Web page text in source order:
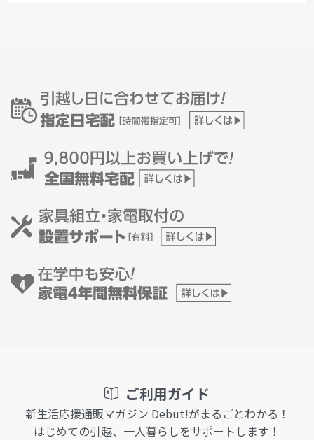
ご利用ガイド
新生活応援通販マガジン Debut!がまるごとわかる！
はじめての引越、一人暮らしをサポートします！